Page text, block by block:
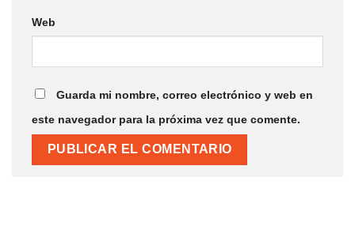
este navegador para la próxima vez que comente.